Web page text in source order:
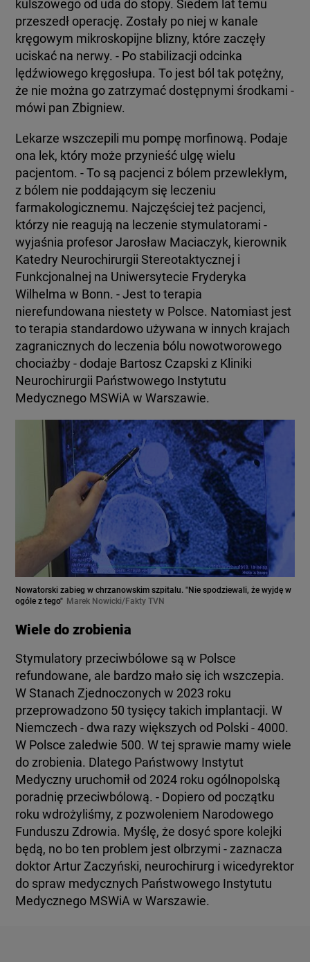
kulszowego od uda do stopy. Siedem lat temu
przeszedł operację. Zostały po niej w kanale
kręgowym mikroskopijne blizny, które zaczęły
uciskać na nerwy. - Po stabilizacji odcinka
lędźwiowego kręgosłupa. To jest ból tak potężny,
że nie można go zatrzymać dostępnymi środkami -
mówi pan Zbigniew.
Lekarze wszczepili mu pompę morfinową. Podaje
ona lek, który może przynieść ulgę wielu
pacjentom. - To są pacjenci z bólem przewlekłym,
z bólem nie poddającym się leczeniu
farmakologicznemu. Najczęściej też pacjenci,
którzy nie reagują na leczenie stymulatorami -
wyjaśnia profesor Jarosław Maciaczyk, kierownik
Katedry Neurochirurgii Stereotaktycznej i
Funkcjonalnej na Uniwersytecie Fryderyka
Wilhelma w Bonn. - Jest to terapia
nierefundowana niestety w Polsce. Natomiast jest
to terapia standardowo używana w innych krajach
zagranicznych do leczenia bólu nowotworowego
chociażby - dodaje Bartosz Czapski z Kliniki
Neurochirurgii Państwowego Instytutu
Medycznego MSWiA w Warszawie.
Nowatorski zabieg w chrzanowskim szpitalu. "Nie spodziewali, że wyjdę w
ogóle z tego" Marek Nowicki/Fakty TVN
Wiele do zrobienia
Stymulatory przeciwbólowe są w Polsce
refundowane, ale bardzo mało się ich wszczepia.
W Stanach Zjednoczonych w 2023 roku
przeprowadzono 50 tysięcy takich implantacji. W
Niemczech - dwa razy większych od Polski - 4000.
W Polsce zaledwie 500. W tej sprawie mamy wiele
do zrobienia. Dlatego Państwowy Instytut
Medyczny uruchomił od 2024 roku ogólnopolską
poradnię przeciwbólową. - Dopiero od początku
roku wdrożyliśmy, z pozwoleniem Narodowego
Funduszu Zdrowia. Myślę, że dosyć spore kolejki
będą, no bo ten problem jest olbrzymi - zaznacza
doktor Artur Zaczyński, neurochirurg i wicedyrektor
do spraw medycznych Państwowego Instytutu
Medycznego MSWiA w Warszawie.